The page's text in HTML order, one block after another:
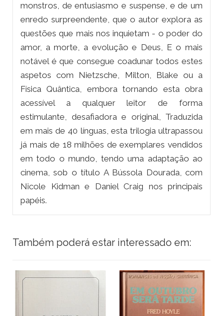
monstros, de entusiasmo e suspense, e de um
enredo surpreendente, que o autor explora as
questões que mais nos inquietam - o poder do
amor, a morte, a evolução e Deus, E o mais
notável é que consegue coadunar todos estes
aspetos com Nietzsche, Milton, Blake ou a
Física Quântica, embora tornando esta obra
acessível a qualquer leitor de forma
estimulante, desafiadora e original, Traduzida
em mais de 40 línguas, esta trilogia ultrapassou
já mais de 18 milhões de exemplares vendidos
em todo o mundo, tendo uma adaptação ao
cinema, sob o título A Bússola Dourada, com
Nicole Kidman e Daniel Craig nos principais
papéis.
Também poderá estar interessado em: